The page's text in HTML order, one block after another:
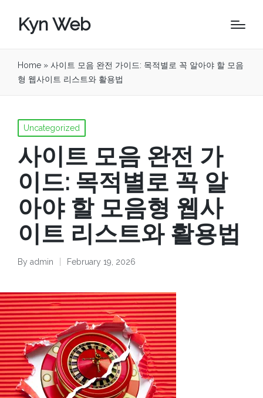
Kyn Web
Home » 사이트 모음 완전 가이드: 목적별로 꼭 알아야 할 모음
형 웹사이트 리스트와 활용법
Posted
in
Uncategorized
사이트 모음 완전 가
이드: 목적별로 꼭 알
아야 할 모음형 웹사
이트 리스트와 활용법
Posted
By admin February 19, 2026